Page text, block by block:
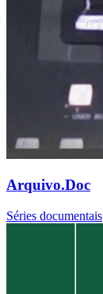
Arquivo.Doc
Séries documentais